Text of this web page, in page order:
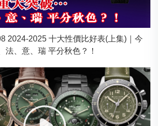
今
、意、瑞 平分秋色？！